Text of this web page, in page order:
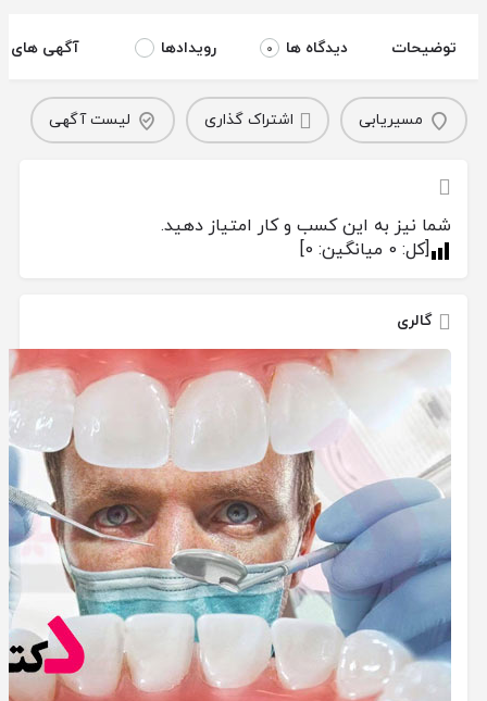
توضیحات دیدگاه ها 0 رویدادها آگهی های
مسیریابی اشتراک گذاری لیست آگهی
شما نیز به این کسب و کار امتیاز دهید.
[کل: 0 میانگین: 0
]
گالری